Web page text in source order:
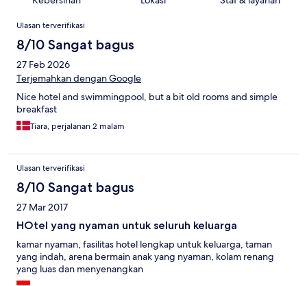
Ulasan
Ulasan terverifikasi
8/10 Sangat bagus
27 Feb 2026
Terjemahkan dengan Google
Nice hotel and swimmingpool, but a bit old rooms and simple
breakfast
Tiara, perjalanan 2 malam
Ulasan terverifikasi
8/10 Sangat bagus
27 Mar 2017
HOtel yang nyaman untuk seluruh keluarga
kamar nyaman, fasilitas hotel lengkap untuk keluarga, taman
yang indah, arena bermain anak yang nyaman, kolam renang
yang luas dan menyenangkan